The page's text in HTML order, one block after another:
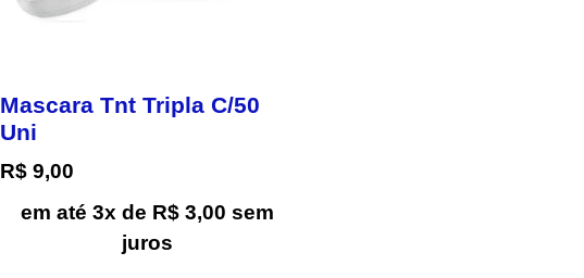
Mascara Tnt Tripla C/50
Uni
R$ 9,00
em até 3x de R$3,00 sem
juros